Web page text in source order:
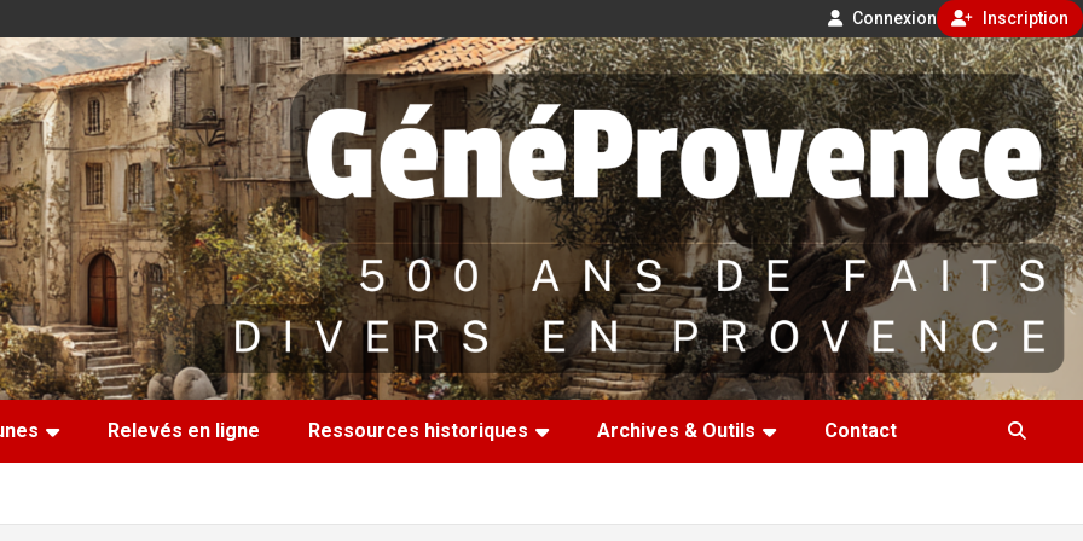
Connexion Inscription
Relevés en ligne Ressources historiques Archives & Outils Contact